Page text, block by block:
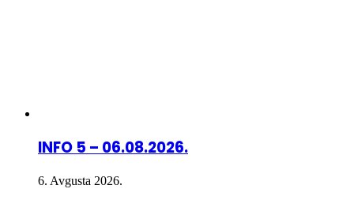
INFO 5 – 06.08.2026.
6. Avgusta 2026.